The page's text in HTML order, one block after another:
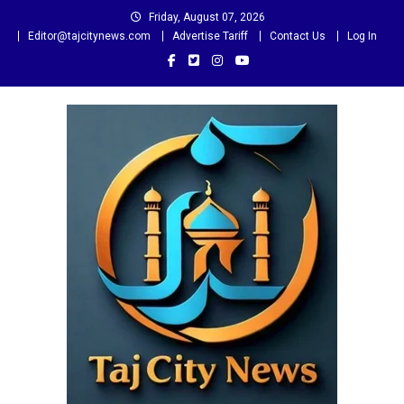
Friday, August 07, 2026
Editor@tajcitynews.com
Advertise Tariff Contact Us Log In